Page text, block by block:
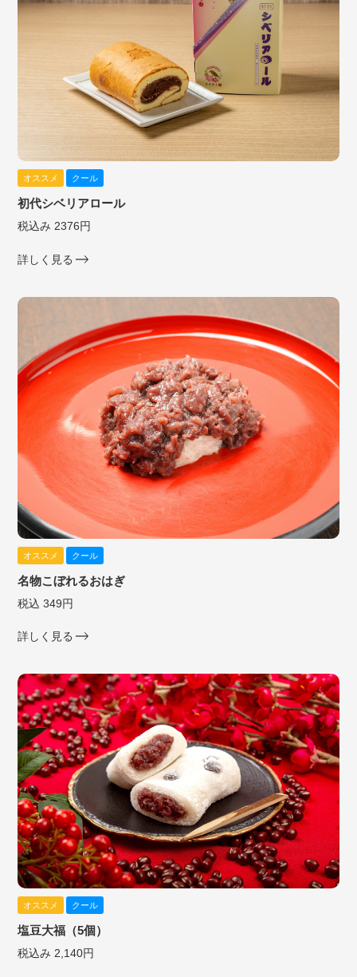
オススメ クール
初代シベリアロール
税込み 2376円
詳しく見る
オススメ クール
名物こぼれるおはぎ
税込 349円
詳しく見る
オススメ クール
塩豆大福（5個）
税込み 2,140円